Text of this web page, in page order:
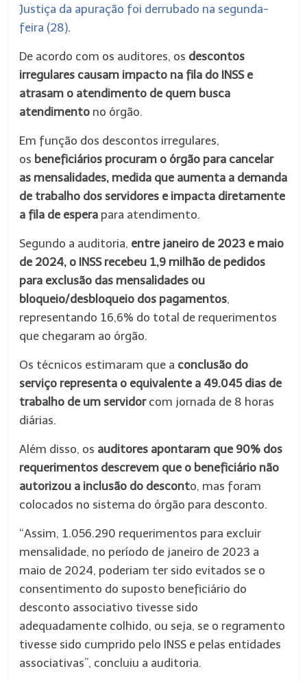
Justiça da apuração foi derrubado na segunda-
feira (28).
De acordo com os auditores, os descontos
irregulares causam impacto na fila do INSS e
atrasam o atendimento de quem busca
atendimento no órgão.
Em função dos descontos irregulares,
os beneficiários procuram o órgão para cancelar
as mensalidades, medida que aumenta a demanda
de trabalho dos servidores e impacta diretamente
a fila de espera para atendimento.
Segundo a auditoria, entre janeiro de 2023 e maio
de 2024, o INSS recebeu 1,9 milhão de pedidos
para exclusão das mensalidades ou
bloqueio/desbloqueio dos pagamentos,
representando 16,6% do total de requerimentos
que chegaram ao órgão.
Os técnicos estimaram que a conclusão do
serviço representa o equivalente a 49.045 dias de
trabalho de um servidor com jornada de 8 horas
diárias.
Além disso, os auditores apontaram que 90% dos
requerimentos descrevem que o beneficiário não
autorizou a inclusão do desconto, mas foram
colocados no sistema do órgão para desconto.
“Assim, 1.056.290 requerimentos para excluir
mensalidade, no período de janeiro de 2023 a
maio de 2024, poderiam ter sido evitados se o
consentimento do suposto beneficiário do
desconto associativo tivesse sido
adequadamente colhido, ou seja, se o regramento
tivesse sido cumprido pelo INSS e pelas entidades
associativas”, concluiu a auditoria.